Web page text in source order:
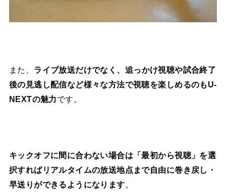
また、 ライブ放送だけでなく、追っかけ視聴や試合終了
後の見逃し配信など様々な方法で視聴を楽しめるのもU-
NEXTの魅力です。
キックオフに間に合わない場合は「最初から視聴」を選
択すればリアルタイムの放送地点まで自由に巻き戻し・
早送りができるようになります。